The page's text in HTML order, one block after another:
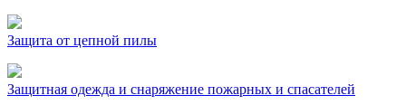
Защита от цепной пилы
Защитная одежда и снаряжение пожарных и спасателей